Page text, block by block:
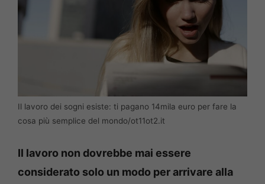
Il lavoro dei sogni esiste: ti pagano 14mila euro per fare la
cosa più semplice del mondo/ot11ot2.it
Il lavoro non dovrebbe mai essere
considerato solo un modo per arrivare alla